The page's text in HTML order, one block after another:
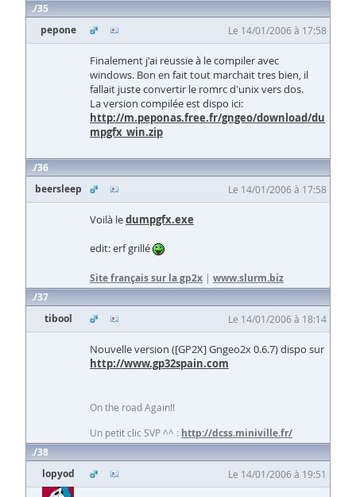
35
pepone
Le 14/01/2006 à 17:58
Finalement j'ai reussie à le compiler avec
windows. Bon en fait tout marchait tres bien, il
fallait juste convertir le romrc d'unix vers dos.
La version compilée est dispo ici:
http://m.peponas.free.fr/gngeo/download/du
mpgfx_win.zip
36
beersleep
Le 14/01/2006 à 17:58
Voilà ledumpgfx.exe
edit: erf grillé
Site français sur la gp2x | www.slurm.biz
37
tibool
Le 14/01/2006 à 18:14
Nouvelle version ([GP2X] Gngeo2x 0.6.7) dispo sur
http://www.gp32spain.com
On the road Again!!
Un petit clic SVP ^^ : http://dcss.miniville.fr/
38
lopyod
Le 14/01/2006 à 19:51